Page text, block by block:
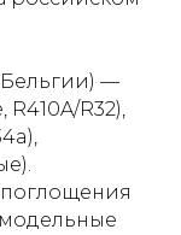
—
R32),